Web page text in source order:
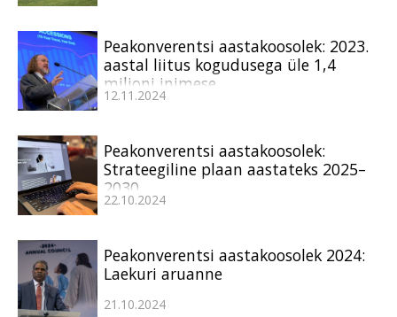
Peakonverentsi aastakoosolek: 2023.
aastal liitus kogudusega üle 1,4
miljoni inimese
12.11.2024
Peakonverentsi aastakoosolek:
Strateegiline plaan aastateks 2025–
2030
22.10.2024
Peakonverentsi aastakoosolek 2024:
Laekuri aruanne
21.10.2024